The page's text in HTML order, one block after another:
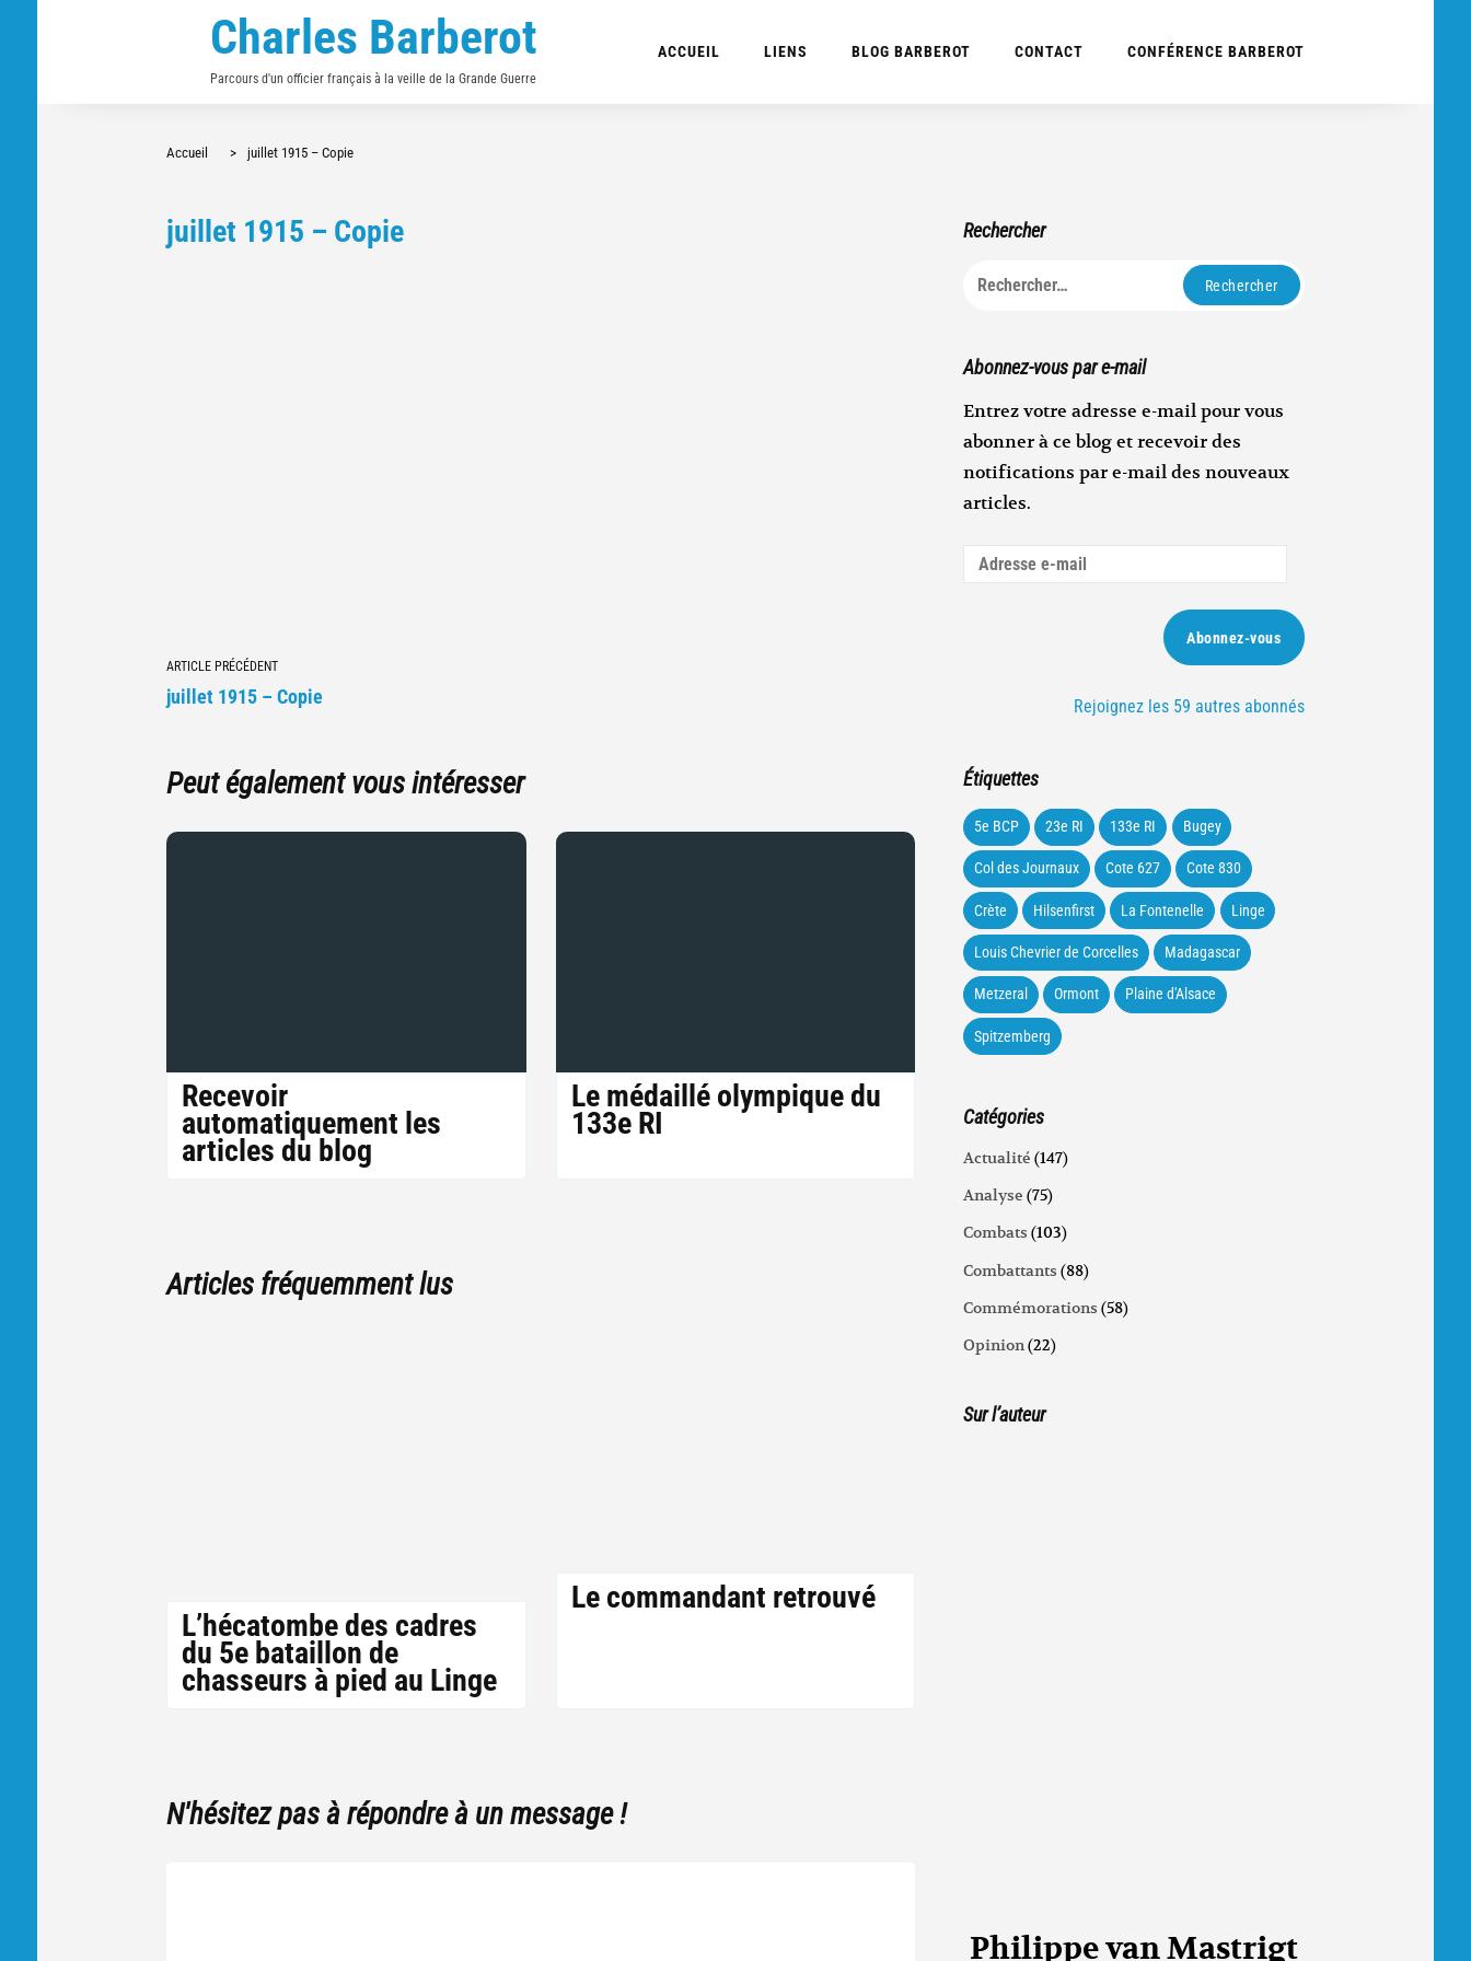
Charles Barberot
Parcours d'un officier français à la veille de la Grande Guerre
ACCUEIL LIENS BLOG BARBEROT CONTACT CONFÉRENCE BARBEROT
Accueil > juillet 1915 – Copie
juillet 1915 – Copie
Navigation
vers
ARTICLE PRÉCÉDENT
juillet 1915 – Copie
Peut également vous intéresser
Recevoir
automatiquement les
articles du blog
Le médaillé olympique du
133e RI
Articles fréquemment lus
L’hécatombe des cadres
du 5e bataillon de
chasseurs à pied au Linge
Le commandant retrouvé
N'hésitez pas à répondre à un message !
Rechercher
Rechercher :
Abonnez-vous par e-mail
Entrez votre adresse e-mail pour vous
abonner à ce blog et recevoir des
notifications par e-mail des nouveaux
articles.
Adresse
Abonnez-vous
Rejoignez les 59 autres abonnés
Étiquettes
5e BCP 23e RI 133e RI Bugey
Col des Journaux Cote 627 Cote 830
Crète Hilsenfirst La Fontenelle Linge
Louis Chevrier de Corcelles Madagascar
Metzeral Ormont Plaine d'Alsace
Spitzemberg
Catégories
Actualité (147)
Analyse (75)
Combats (103)
Combattants (88)
Commémorations (58)
Opinion(22)
Sur l’auteur
Philippe van Mastrigt